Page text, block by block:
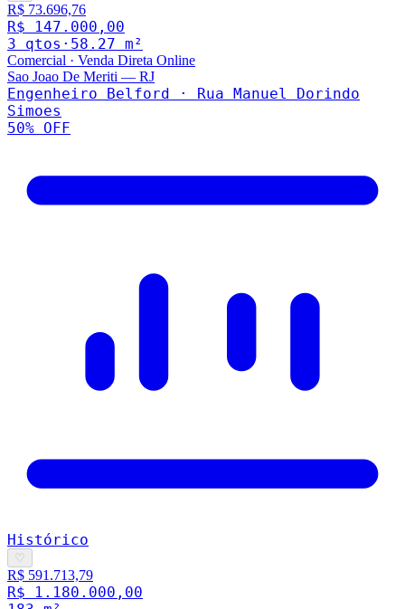
R$ 73.696,76
R$ 147.000,00
3 qtos · 58.27 m²
Comercial · Venda Direta Online
Sao Joao De Meriti — RJ
Engenheiro Belford · Rua Manuel Dorindo
Simoes
50% OFF
Histórico
♡
R$ 591.713,79
R$ 1.180.000,00